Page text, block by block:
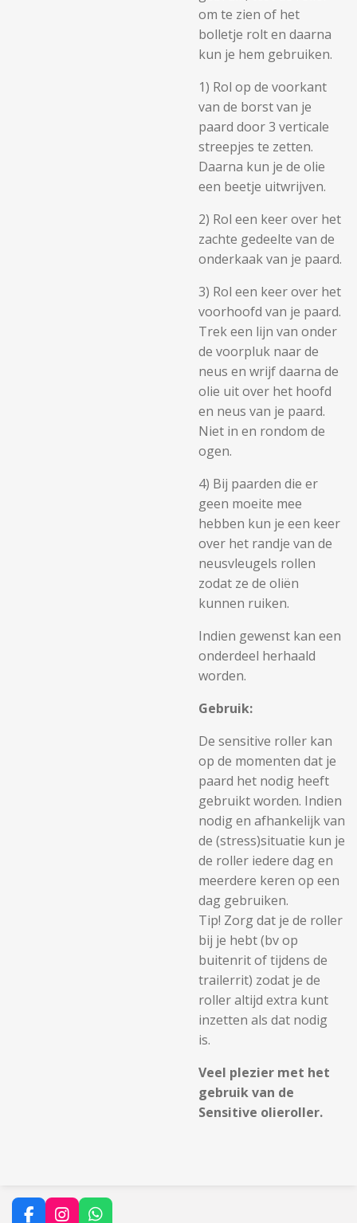
om te zien of het
bolletje rolt en daarna
kun je hem gebruiken.
1) Rol op de voorkant
van de borst van je
paard door 3 verticale
streepjes te zetten.
Daarna kun je de olie
een beetje uitwrijven.
2) Rol een keer over het
zachte gedeelte van de
onderkaak van je paard.
3) Rol een keer over het
voorhoofd van je paard.
Trek een lijn van onder
de voorpluk naar de
neus en wrijf daarna de
olie uit over het hoofd
en neus van je paard.
Niet in en rondom de
ogen.
4) Bij paarden die er
geen moeite mee
hebben kun je een keer
over het randje van de
neusvleugels rollen
zodat ze de oliën
kunnen ruiken.
Indien gewenst kan een
onderdeel herhaald
worden.
Gebruik:
De sensitive roller kan
op de momenten dat je
paard het nodig heeft
gebruikt worden. Indien
nodig en afhankelijk van
de (stress)situatie kun je
de roller iedere dag en
meerdere keren op een
dag gebruiken.
Tip! Zorg dat je de roller
bij je hebt (bv op
buitenrit of tijdens de
trailerrit) zodat je de
roller altijd extra kunt
inzetten als dat nodig
is.
Veel plezier met het
gebruik van de
Sensitive olieroller.